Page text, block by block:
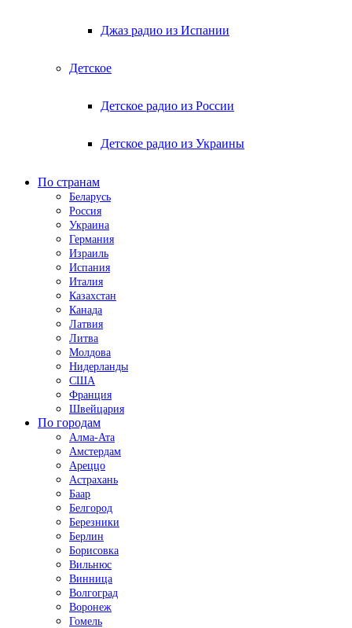
Джаз радио из Испании
Детское
Детское радио из России
Детское радио из Украины
По странам
Беларусь
Россия
Украина
Германия
Израиль
Испания
Италия
Казахстан
Канада
Латвия
Литва
Молдова
Нидерланды
США
Франция
Швейцария
По городам
Алма-Ата
Амстердам
Ареццо
Астрахань
Баар
Белгород
Березники
Берлин
Борисовка
Вильнюс
Винница
Волгоград
Воронеж
Гомель